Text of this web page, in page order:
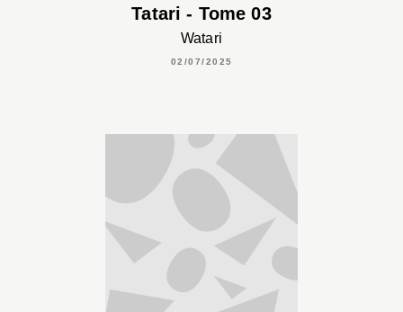
Tatari - Tome 03
Watari
02/07/2025